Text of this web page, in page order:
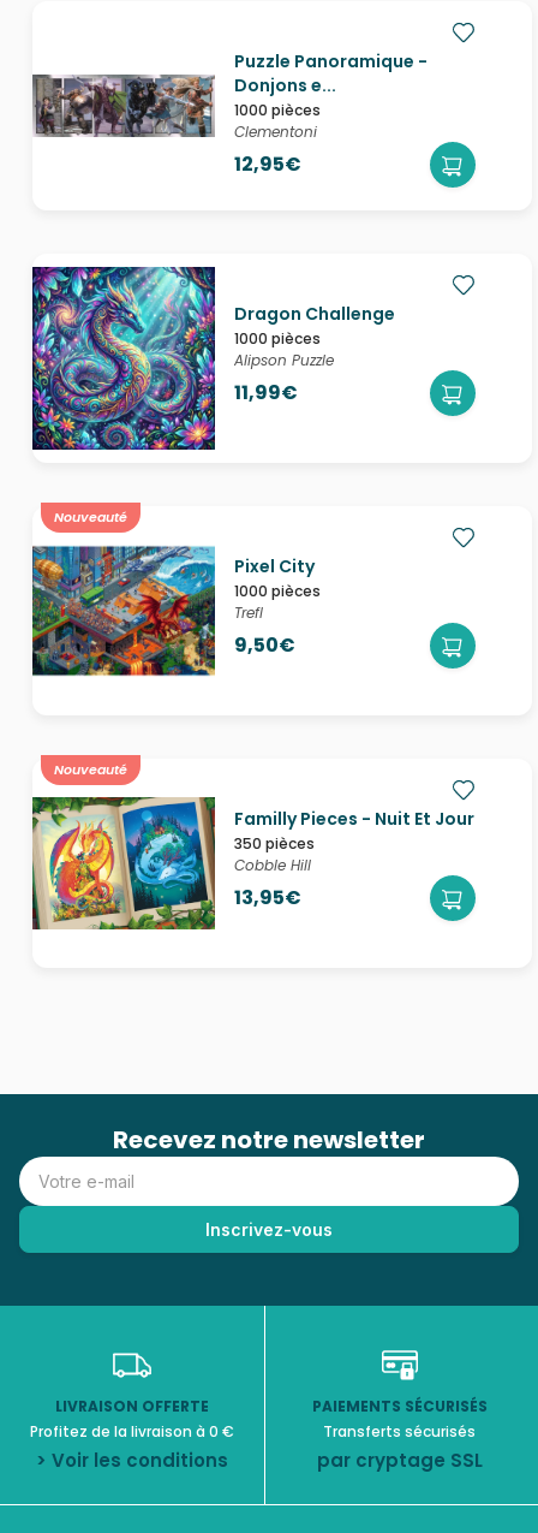
Puzzle Panoramique -
Donjons e...
1000 pièces
Clementoni
12,95€
Dragon Challenge
1000 pièces
Alipson Puzzle
11,99€
Nouveauté
Pixel City
1000 pièces
Trefl
9,50€
Nouveauté
Familly Pieces - Nuit Et Jour
350 pièces
Cobble Hill
13,95€
Recevez notre newsletter
LIVRAISON OFFERTE
Profitez de la livraison à 0 €
> Voir les conditions
PAIEMENTS SÉCURISÉS
Transferts sécurisés
par cryptage SSL